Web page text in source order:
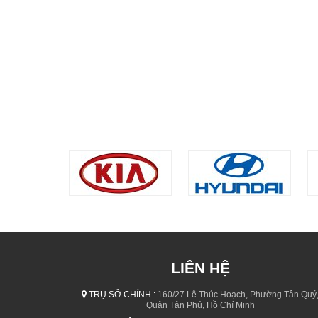
LIÊN HỆ
TRỤ SỞ CHÍNH : 160/27 Lê Thúc Hoạch, Phường Tân Quý,
Quận Tân Phú, Hồ Chí Minh